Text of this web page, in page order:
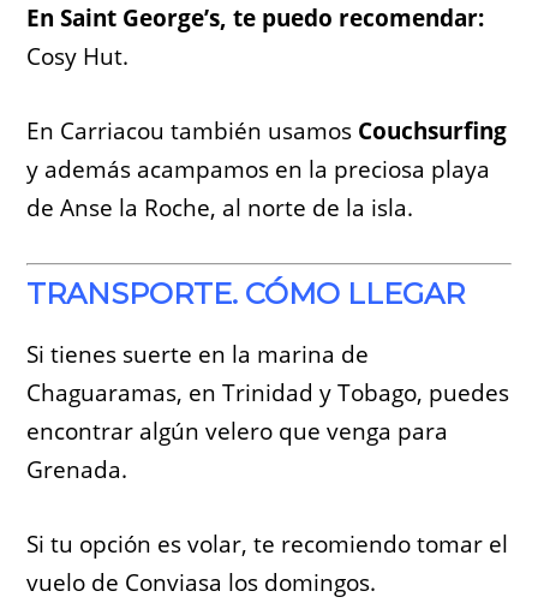
En Saint George’s, te puedo recomendar:
Cosy Hut.
En Carriacou también usamos Couchsurfing
y además acampamos en la preciosa playa
de Anse la Roche, al norte de la isla.
TRANSPORTE. CÓMO LLEGAR
Si tienes suerte en la marina de
Chaguaramas, en Trinidad y Tobago, puedes
encontrar algún velero que venga para
Grenada.
Si tu opción es volar, te recomiendo tomar el
vuelo de Conviasa los domingos.